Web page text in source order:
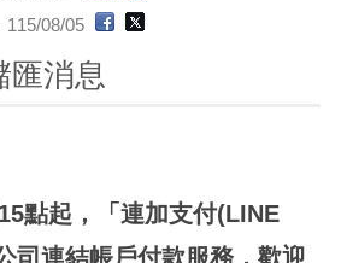
115/08/05
匯消息
點起，「連加支付(LINE
司連結帳戶付款服務，歡迎